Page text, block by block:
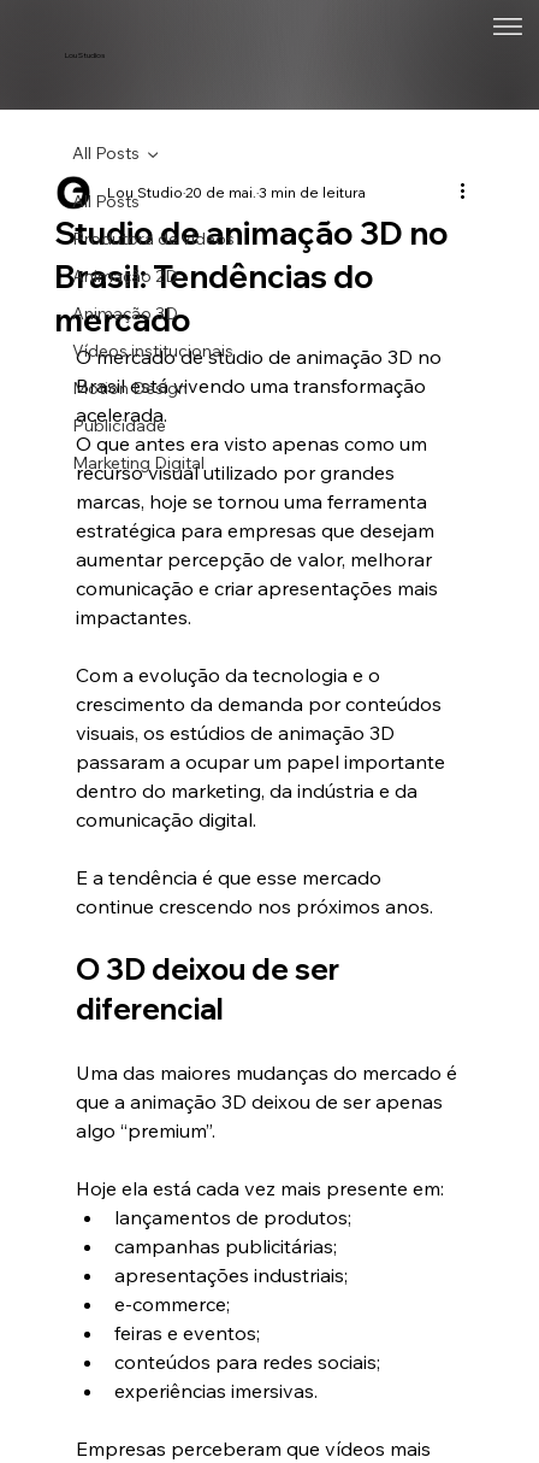
Lou Studios
All Posts
Produtora de vídeos
Animação 2D
Animação 3D
Vídeos institucionais
Motion Design
Publicidade
Marketing Digital
All Posts
Studio de animação 3D no
Brasil: Tendências do
mercado
Lou Studio20 de mai.3 min de leitura
O mercado de studio de animação 3D no
Brasil está vivendo uma transformação
acelerada.
O que antes era visto apenas como um
recurso visual utilizado por grandes
marcas, hoje se tornou uma ferramenta
estratégica para empresas que desejam
aumentar percepção de valor, melhorar
comunicação e criar apresentações mais
impactantes.
Com a evolução da tecnologia e o
crescimento da demanda por conteúdos
visuais, os estúdios de animação 3D
passaram a ocupar um papel importante
dentro do marketing, da indústria e da
comunicação digital.
E a tendência é que esse mercado
continue crescendo nos próximos anos.
O 3D deixou de ser
diferencial
Uma das maiores mudanças do mercado é
que a animação 3D deixou de ser apenas
algo “premium”.
Hoje ela está cada vez mais presente em:
lançamentos de produtos;
campanhas publicitárias;
apresentações industriais;
e-commerce;
feiras e eventos;
conteúdos para redes sociais;
experiências imersivas.
Empresas perceberam que vídeos mais